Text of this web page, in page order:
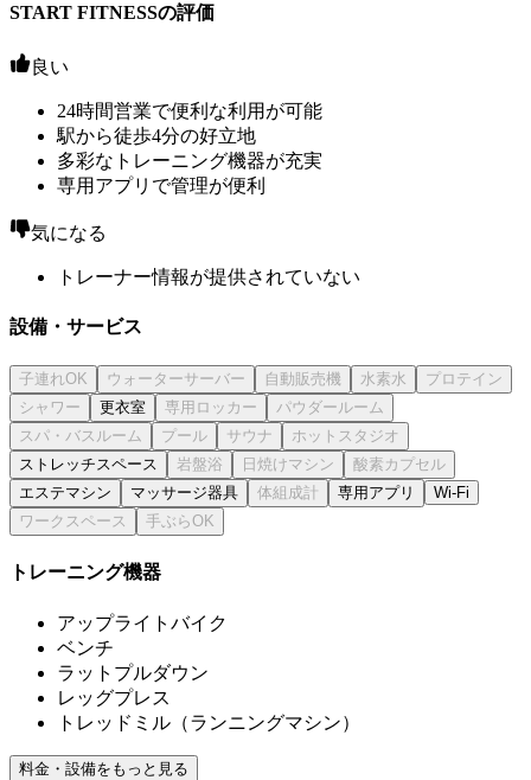
START FITNESSの評価
良い
24時間営業で便利な利用が可能
駅から徒歩4分の好立地
多彩なトレーニング機器が充実
専用アプリで管理が便利
気になる
トレーナー情報が提供されていない
設備・サービス
更衣室
ストレッチスペース
エステマシン
マッサージ器具 専用アプリ Wi-Fi
トレーニング機器
アップライトバイク
ベンチ
ラットプルダウン
レッグプレス
トレッドミル（ランニングマシン）
料金・設備をもっと見る